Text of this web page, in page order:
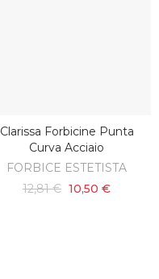
SCOPRI
Clarissa Forbicine Punta
Curva Acciaio
FORBICE ESTETISTA
12,81 € 10,50 €